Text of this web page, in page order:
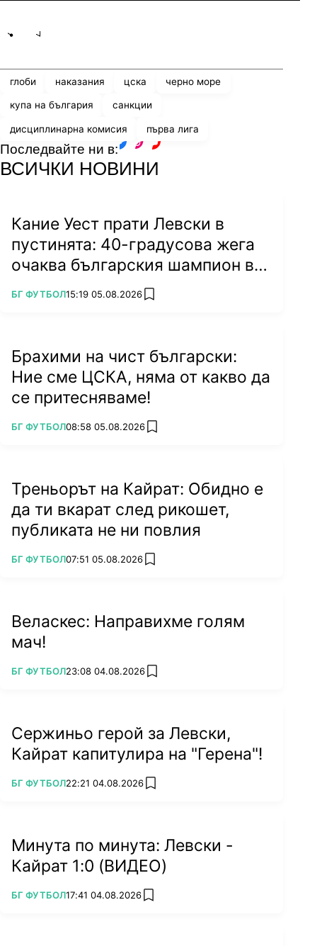
глоби наказания цска черно море
купа на българия санкции
дисциплинарна комисия първа лига
Последвайте ни в:
ВСИЧКИ НОВИНИ
Кание Уест прати Левски в
пустинята: 40-градусова жега
очаква българския шампион в
Туркестан
ПОВЕЧЕ ОТ
БГ ФУТБОЛ15:19 05.08.2026 add favorites
Брахими на чист български:
Ние сме ЦСКА, няма от какво да
се притесняваме!
ПОВЕЧЕ ОТ
БГ ФУТБОЛ08:58 05.08.2026 add favorites
Треньорът на Кайрат: Обидно е
да ти вкарат след рикошет,
публиката не ни повлия
ПОВЕЧЕ ОТ
БГ ФУТБОЛ07:51 05.08.2026 add favorites
Веласкес: Направихме голям
мач!
ПОВЕЧЕ ОТ
БГ ФУТБОЛ23:08 04.08.2026 add favorites
Сержиньо герой за Левски,
Кайрат капитулира на "Герена"!
ПОВЕЧЕ ОТ
БГ ФУТБОЛ22:21 04.08.2026 add favorites
Минута по минута: Левски -
Кайрат 1:0 (ВИДЕО)
ПОВЕЧЕ ОТ
БГ ФУТБОЛ17:41 04.08.2026 add favorites